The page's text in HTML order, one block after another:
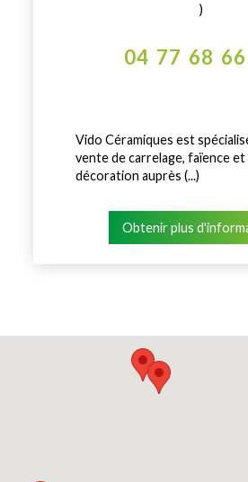
)
04 77 68
Vido Céramiques est
vente de carrelage, faïence
décoration auprès (...)
Obtenir plus